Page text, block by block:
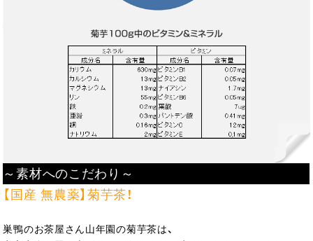
～素材へのこだわり～
【国産 無農薬】菊芋茶！
巣鴨のお茶屋さん山年園の菊芋茶は、